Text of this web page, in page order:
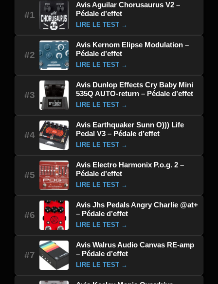
#1
Avis Aguilar Chorusaurus V2 –
Pédale d’effet
LIRE LE TEST →
#2
Avis Kernom Elipse Modulation –
Pédale d’effet
LIRE LE TEST →
#3
Avis Dunlop Effects Cry Baby Mini
535Q AUTO-return – Pédale d’effet
LIRE LE TEST →
#4
Avis Earthquaker Sunn O))) Life
Pedal V3 – Pédale d’effet
LIRE LE TEST →
#5
Avis Electro Harmonix P.o.g. 2 –
Pédale d’effet
LIRE LE TEST →
#6
Avis Jhs Pedals Angry Charlie @at+
– Pédale d’effet
LIRE LE TEST →
#7
Avis Walrus Audio Canvas RE-amp
– Pédale d’effet
LIRE LE TEST →